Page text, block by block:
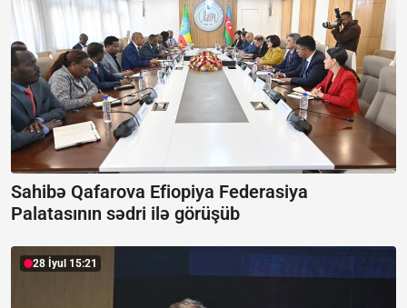
Sahibə Qafarova Efiopiya Federasiya
Palatasının sədri ilə görüşüb
28 İyul 15:21